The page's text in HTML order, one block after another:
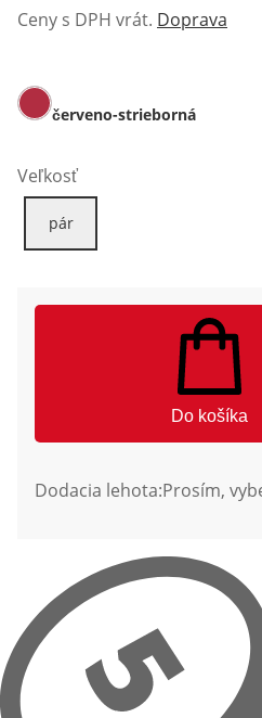
Ceny s DPH vrát. Doprava
červeno-strieborná
Veľkosť
pár
Do košíka
Dodacia lehota:Prosím,